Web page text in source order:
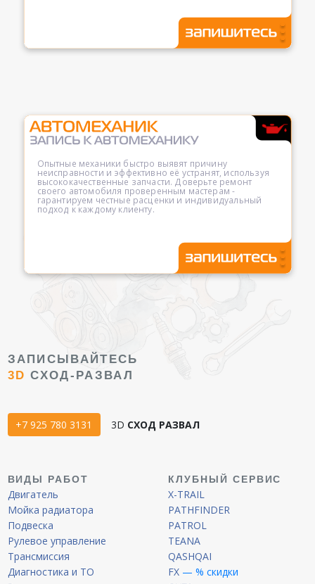
Опытные механики быстро выявят причину
неисправности и эффективно её устранят, используя
высококачественные запчасти. Доверьте ремонт
своего автомобиля проверенным мастерам -
гарантируем честные расценки и индивидуальный
подход к каждому клиенту.
ЗАПИСЫВАЙТЕСЬ
3D СХОД-РАЗВАЛ
+7 925 780 3131 3D СХОД РАЗВАЛ
ВИДЫ РАБОТ
Двигатель
Мойка радиатора
Подвеска
Рулевое управление
Трансмиссия
Диагностика и ТО
КЛУБНЫЙ СЕРВИС
X-TRAIL
PATHFINDER
PATROL
TEANA
QASHQAI
FX — % скидки